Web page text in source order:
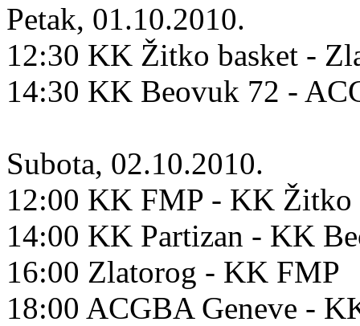
Petak, 01.10.2010.
12:30 KK Žitko basket -
14:30 KK Beovuk 72 -
Subota, 02.10.2010.
12:00 KK FMP - KK Žitko
14:00 KK Partizan - KK
16:00 Zlatorog - KK FMP
18:00 ACGBA Geneve -